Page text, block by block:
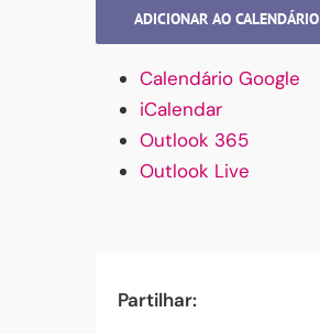
ADICIONAR AO CALENDÁRIO
Calendário Google
iCalendar
Outlook 365
Outlook Live
Partilhar: